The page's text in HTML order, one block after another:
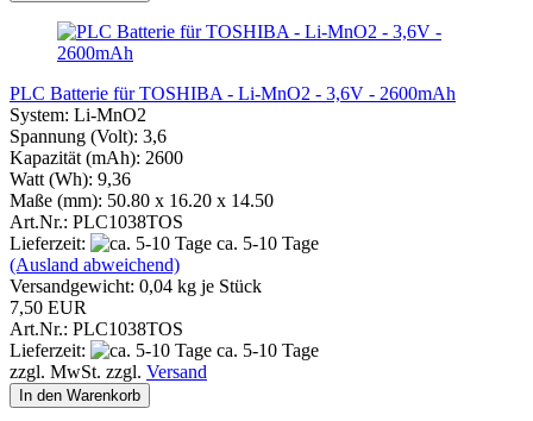
PLC Batterie für TOSHIBA - Li-MnO2 - 3,6V - 2600mAh
System: Li-MnO2
Spannung (Volt): 3,6
Kapazität (mAh): 2600
Watt (Wh): 9,36
Maße (mm): 50.80 x 16.20 x 14.50
Art.Nr.: PLC1038TOS
Lieferzeit:
ca. 5-10 Tage
(Ausland abweichend)
Versandgewicht: 0,04 kg je Stück
7,50 EUR
Art.Nr.: PLC1038TOS
Lieferzeit:
ca. 5-10 Tage
zzgl. MwSt. zzgl. Versand
In den Warenkorb